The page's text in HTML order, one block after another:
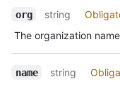
org string
The organization
name string